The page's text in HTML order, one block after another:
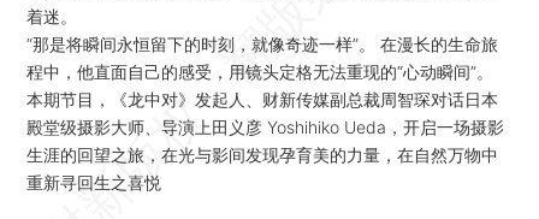
着迷。
“那是将瞬间永恒留下的时刻，就像奇迹一样”。 在漫长的生命旅
程中，他直面自己的感受，用镜头定格无法重现的“心动瞬间”。
本期节目，《龙中对》发起人、财新传媒副总裁周智琛对话日本
殿堂级摄影大师、导演上田义彦 Yoshihiko Ueda，开启一场摄影
生涯的回望之旅，在光与影间发现孕育美的力量，在自然万物中
重新寻回生之喜悦